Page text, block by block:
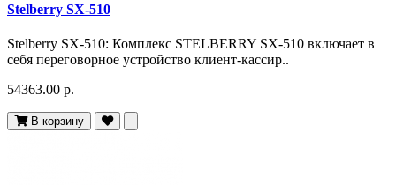
Stelberry SX-510
Stelberry SX-510: Комплекс STELBERRY SX-510 включает в
себя переговорное устройство клиент-кассир..
54363.00 р.
В корзину